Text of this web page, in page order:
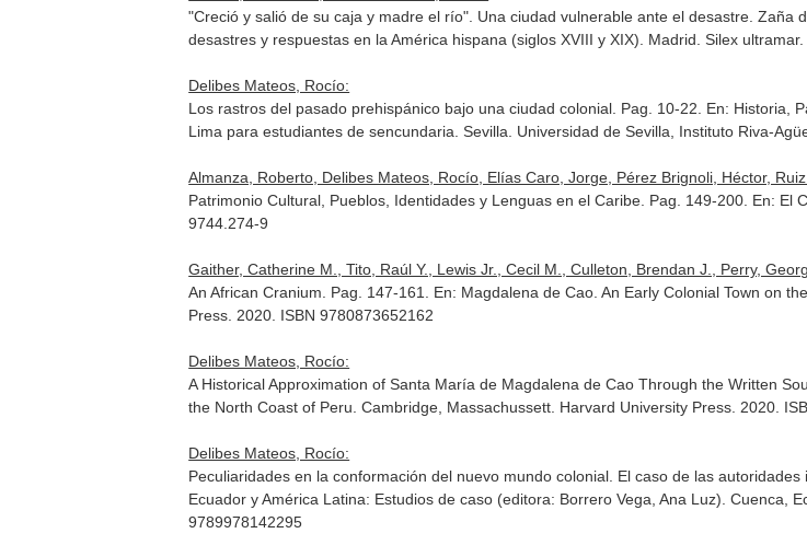
"Creció y salió de su caja y madre el río". Una ciudad vulnerable ante el desastre. Zaña
desastres y respuestas en la América hispana (siglos XVIII y XIX) . Madrid. Silex
Delibes Mateos, Rocío:
Los rastros del pasado prehispánico bajo una ciudad colonial. Pag. 10-22. En: Historia,
Lima para estudiantes de sencundaria . Sevilla. Universidad de Sevilla, Instituto Riva-
Almanza, Roberto, Delibes Mateos, Rocío, Elías Caro, Jorge, Pérez Brignoli, Héctor,
Patrimonio Cultural, Pueblos, Identidades y Lenguas en el Caribe. Pag. 149-200. En: El
9744.274-9
Gaither, Catherine M., Tito, Raúl Y., Lewis Jr., Cecil M., Culleton, Brendan J., Perry,
An African Cranium. Pag. 147-161. En: Magdalena de Cao. An Early Colonial Town on
Press. 2020. ISBN 9780873652162
Delibes Mateos, Rocío:
A Historical Approximation of Santa María de Magdalena de Cao Through the Written
the North Coast of Peru . Cambridge, Massachussett. Harvard University Press. 2020.
Delibes Mateos, Rocío:
Peculiaridades en la conformación del nuevo mundo colonial. El caso de las
Ecuador y América Latina: Estudios de caso (editora: Borrero Vega, Ana Luz) . Cuenca,
9789978142295